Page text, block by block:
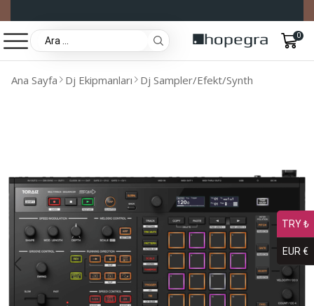
0
Ana Sayfa Dj Ekipmanları Dj Sampler/Efekt/Synth
TRY ₺
EUR €